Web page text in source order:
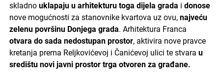
skladno uklapaju u arhitekturu toga dijela grada i donose
nove mogućnosti za stanovnike kvartova uz ovu, najveću
zelenu površinu Donjega grada. Arhitektura Franca
otvara do sada nedostupan prostor, aktivira nove pravce
kretanja prema Reljkovićevoj i Čanićevoj ulici te stvara u
središtu novi javni prostor trga otvoren za građane.